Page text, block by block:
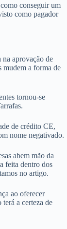
conseguir um
como pagador
na aprovação de
mudem a forma de
tornou-se
de crédito CE,
nome negativado.
abem mão da
feita dentro dos
no artigo.
ao oferecer
a certeza de